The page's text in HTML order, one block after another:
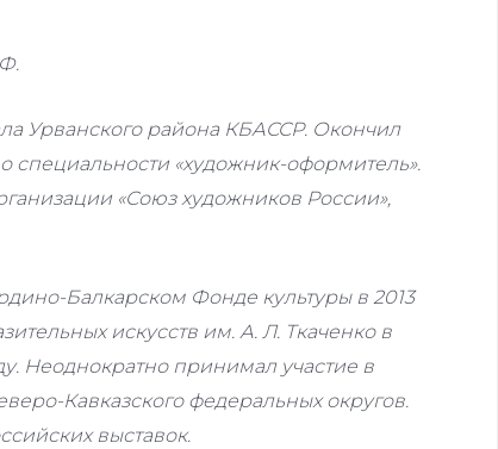
Урванского района КБАССР. Окончил
специальности «художник-оформитель».
«Союз художников России»,
Балкарском Фонде культуры в 2013
искусств им. А. Л. Ткаченко в
Неоднократно принимал участие в
Кавказского федеральных округов.
выставок.